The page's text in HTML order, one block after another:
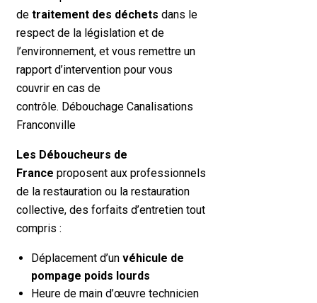
de traitement des déchets dans le
respect de la législation et de
l’environnement, et vous remettre un
rapport d’intervention pour vous
couvrir en cas de
contrôle. Débouchage Canalisations
Franconville
Les Déboucheurs de
France proposent aux professionnels
de la restauration ou la restauration
collective, des forfaits d’entretien tout
compris :
Déplacement d’un véhicule de
pompage poids lourds
Heure de main d’œuvre technicien